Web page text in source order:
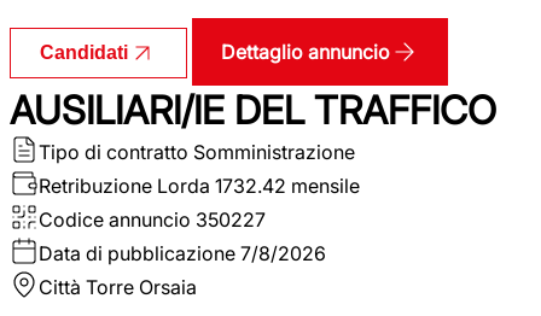
Candidati Dettaglio annuncio
AUSILIARI/IE DEL TRAFFICO
Tipo di contratto Somministrazione
Retribuzione Lorda 1732.42 mensile
Codice annuncio 350227
Data di pubblicazione 7/8/2026
Città Torre Orsaia